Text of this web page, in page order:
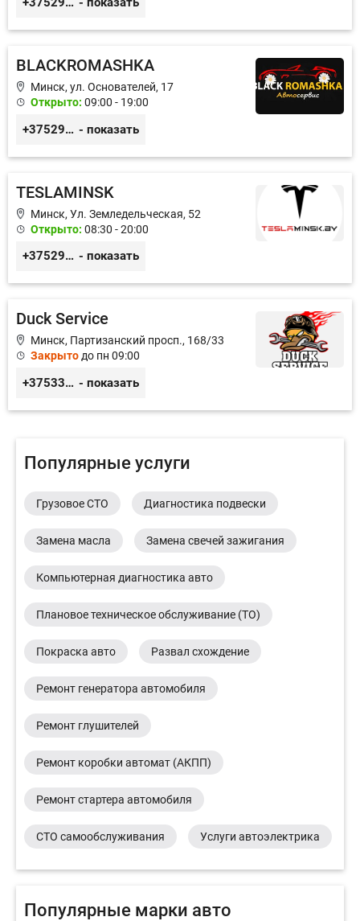
BLACKROMASHKA
Минск, ул. Основателей, 17
Открыто: 09:00 - 19:00
+375296651188 - показать
TESLAMINSK
Минск, Ул. Земледельческая, 52
Открыто: 08:30 - 20:00
+375291335101 - показать
Duck Service
Минск, Партизанский просп., 168/33
Закрытодо пн 09:00
+375333416710 - показать
Популярные услуги
Грузовое СТО Диагностика подвески
Замена масла Замена свечей зажигания
Компьютерная диагностика авто
Плановое техническое обслуживание (ТО)
Покраска авто Развал схождение
Ремонт генератора автомобиля
Ремонт глушителей
Ремонт коробки автомат (АКПП)
Ремонт стартера автомобиля
СТО самообслуживания Услуги автоэлектрика
Популярные марки авто